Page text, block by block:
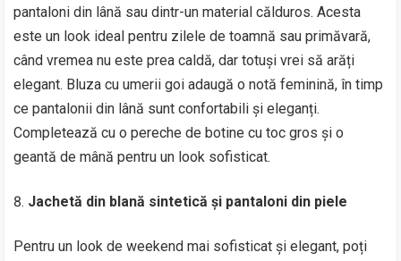
pantaloni din lână sau dintr-un material călduros. Acesta
este un look ideal pentru zilele de toamnă sau primăvară,
când vremea nu este prea caldă, dar totuși vrei să arăți
elegant. Bluza cu umerii goi adaugă o notă feminină, în timp
ce pantalonii din lână sunt confortabili și eleganți.
Completează cu o pereche de botine cu toc gros și o
geantă de mână pentru un look sofisticat.
Jachetă din blană sintetică și pantaloni din piele
Pentru un look de weekend mai sofisticat și elegant, poți